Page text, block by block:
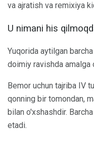
va ajratish va remixiya
U nimani his
Yuqorida aytilgan
doimiy ravishda amalga
Bemor uchun tajriba IV
qonning bir tomondan,
bilan o'xshashdir.
etadi.